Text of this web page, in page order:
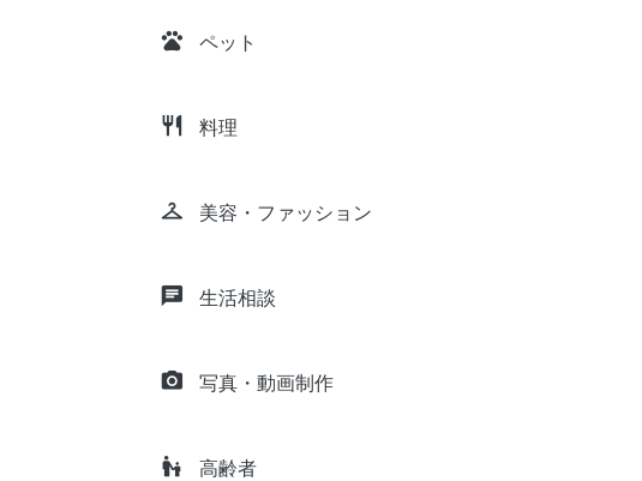
pets ペット
restaurant 料理
checkroom 美容・ファッション
chat 生活相談
camera_alt 写真・動画制作
escalator_warning 高齢者